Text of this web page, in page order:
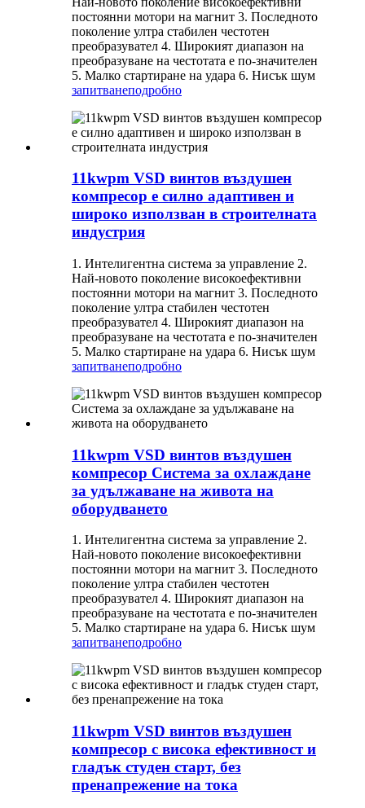
постоянни мотори на магнит 3. Последното
поколение ултра стабилен честотен
преобразувател 4. Широкият диапазон на
преобразуване на честотата е по-значителен
5. Малко стартиране на удара 6. Нисък шум
запитванеподробно
11kwpm VSD винтов въздушен
компресор е силно адаптивен и
широко използван в строителната
индустрия
1. Интелигентна система за управление 2.
Най-новото поколение високоефективни
постоянни мотори на магнит 3. Последното
поколение ултра стабилен честотен
преобразувател 4. Широкият диапазон на
преобразуване на честотата е по-значителен
5. Малко стартиране на удара 6. Нисък шум
запитванеподробно
11kwpm VSD винтов въздушен
компресор Система за охлаждане
за удължаване на живота на
оборудването
1. Интелигентна система за управление 2.
Най-новото поколение високоефективни
постоянни мотори на магнит 3. Последното
поколение ултра стабилен честотен
преобразувател 4. Широкият диапазон на
преобразуване на честотата е по-значителен
5. Малко стартиране на удара 6. Нисък шум
запитванеподробно
11kwpm VSD винтов въздушен
компресор с висока ефективност и
гладък студен старт, без
пренапрежение на тока